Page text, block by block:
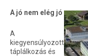
A jó nem elég jó
A
kiegyensúlyozott
táplálkozás és